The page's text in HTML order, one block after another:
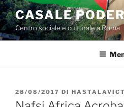
Salta
al
contenuto
CASALE
Centro sociale e culturale a Roma
PUBBLICATO
IL
28/08/2017 DI